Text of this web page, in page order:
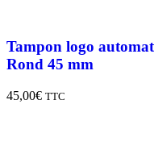
Tampon logo
Rond 45 mm
45,00€ TTC